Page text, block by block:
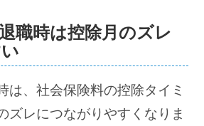
職時は控除月のズレ
は、社会保険料の控除タイミ
ズレにつながりやすくなりま